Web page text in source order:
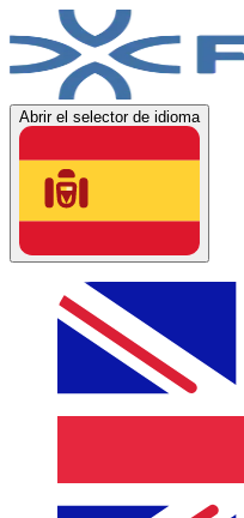
Abrir el selector de idioma